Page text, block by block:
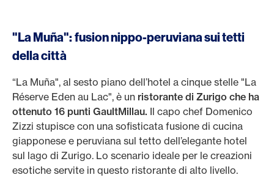
"La Muña": fusion nippo-peruviana sui tetti
della città
“La Muña", al sesto piano dell’hotel a cinque stelle "La
Réserve Eden au Lac", è un ristorante di Zurigo che ha
ottenuto 16 punti GaultMillau. Il capo chef Domenico
Zizzi stupisce con una sofisticata fusione di cucina
giapponese e peruviana sul tetto dell’elegante hotel
sul lago di Zurigo. Lo scenario ideale per le creazioni
esotiche servite in questo ristorante di alto livello.